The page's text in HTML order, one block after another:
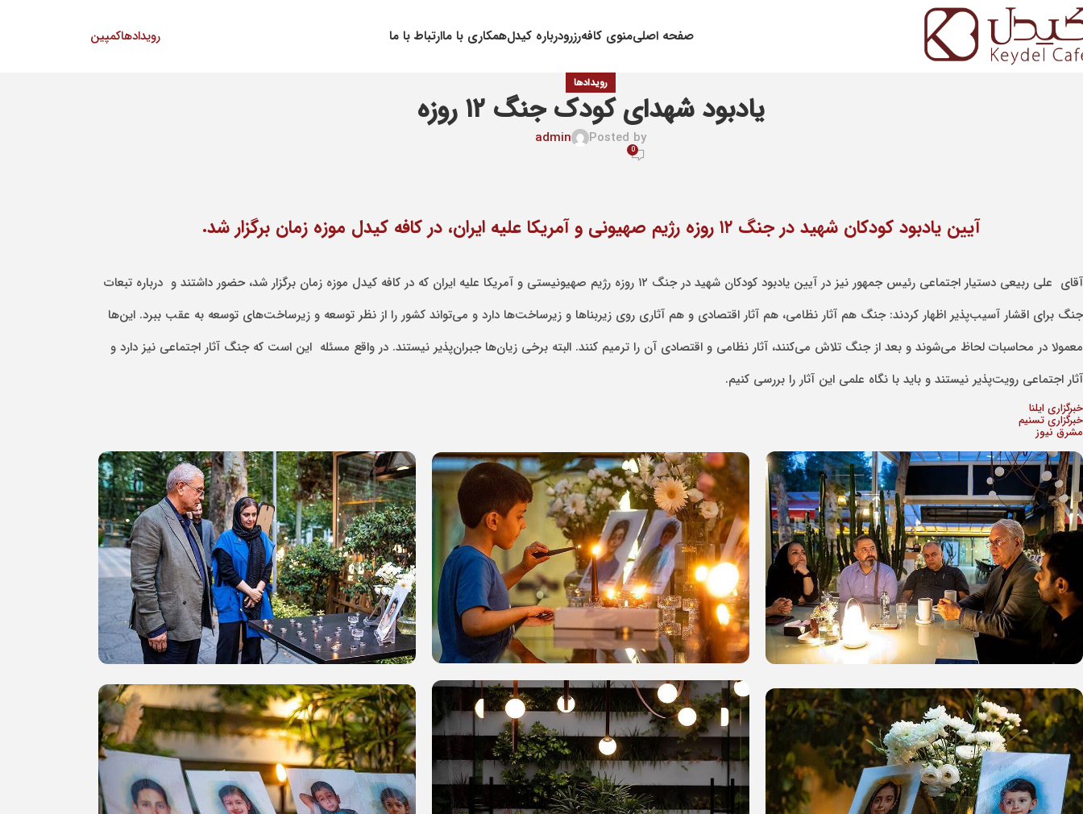
صفحه اصلیمنوی کافهرزرودرباره کیدلهمکاری با ماارتباط با ما رویدادهاکمپین
رویدادها
یادبود شهدای کودک جنگ ۱۲ روزه
Posted by
admin
0
آیین یادبود کودکان شهید در جنگ ۱۲ روزه رژیم صهیونی و آمریکا علیه ایران، در کافه کیدل موزه زمان برگزار شد.
آقای علی ربیعی دستیار اجتماعی رئیس جمهور نیز در آیین یادبود کودکان شهید در جنگ ۱۲ روزه رژیم صهیونیستی و آمریکا علیه ایران که در کافه کیدل موزه زمان برگزار شد، حضور داشتند و درباره تبعات
جنگ برای اقشار آسیب‌پذیر اظهار کردند: جنگ هم آثار نظامی، هم آثار اقتصادی و هم آثاری روی زیربناها و زیرساخت‌ها دارد و می‌تواند کشور را از نظر توسعه و زیرساخت‌های توسعه به عقب ببرد. این‌ها
معمولا در محاسبات لحاظ می‌شوند و بعد از جنگ تلاش می‌کنند، آثار نظامی و اقتصادی آن را ترمیم کنند. البته برخی زیان‌ها جبران‌پذیر نیستند. در واقع مسئله این است که جنگ آثار اجتماعی نیز دارد و
آثار اجتماعی رویت‌پذیر نیستند و باید با نگاه علمی این آثار را بررسی کنیم.
خبرگزاری ایلنا
خبرگزاری تسنیم
مشرق نیوز